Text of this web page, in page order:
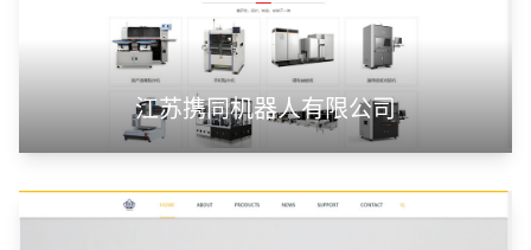
江苏携同机器人有限公司